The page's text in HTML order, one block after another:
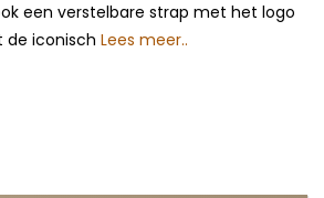
een verstelbare strap met het logo
de iconisch Lees meer..